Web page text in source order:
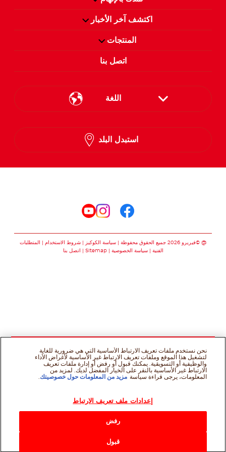
اكتشف آخر الأخبار
المنتجات
اتصل بنا
اللغة
استبدل البلد
@ ©فيريرو 2026 جميع الحقوق محفوظة سياسة الكوكيز شروط الاستخدام
المتطلبات
الفنية
سياسة الخصوصية Sitemap اتصل بنا
نحن نستخدم ملفات تعريف الارتباط الأساسية التي هي ضرورية للغاية
لتشغيل هذا الموقع وملفات تعريف الارتباط غير الأساسية لأغراض الأداء
والوظيفية أو التسويقية. يمكنك قبول أو رفض أو إدارة ملفات تعريف
الارتباط غير الأساسية بالنقر على الخيار المفضل لديك. لمزيد من
المعلومات، يرجى قراءة سياسة مزيد من المعلومات حول خصوصيتك
إعدادات ملف تعريف الارتباط
رفض
قبول